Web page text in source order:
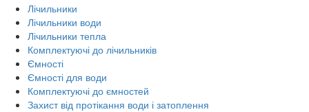
Лічильники
Лічильники води
Лічильники тепла
Комплектуючі до лічильників
Ємності
Ємності для води
Комплектуючі до ємностей
Захист від протікання води і затоплення